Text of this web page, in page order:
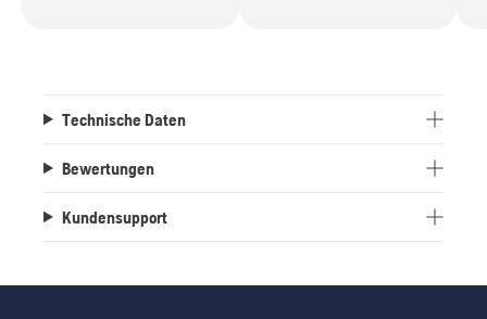
Technische Daten
Bewertungen
Kundensupport